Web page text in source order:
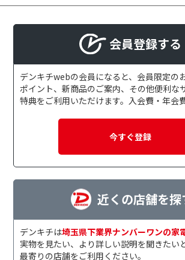
会員登録する
デンキチwebの会員になると、会員限定の
ポイント、新商品のご案内、その他便利な
特典をご利用いただけます。入会費・年会
今すぐ登録
近くの店舗を探
デンキチは埼玉県下業界ナンバーワンの家
実物を見たい、より詳しい説明を聞きたい
最寄りの店舗をご利用ください。